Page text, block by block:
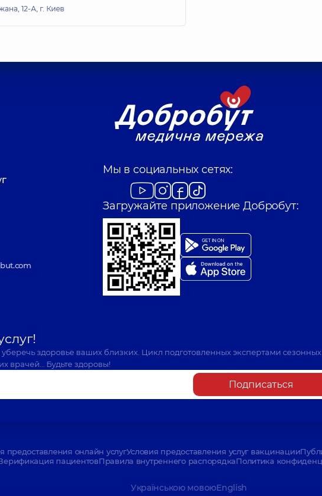
12-А, г. Киев
Мы в социальных сетях:
Загружайте приложение Добробут:
здоровье ваших близких. Цикл подготовленных экспертами сезонных
врачей… Будьте здоровы!
Подписаться
предоставления онлайн услугУсловия предоставления услуг вакцинации
пациентовПравила внутреннего распорядкаПолитика
Українською мовоюEnglish